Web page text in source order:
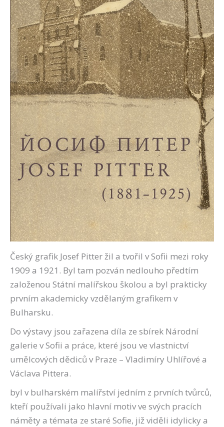
akce
Český grafik Josef Pitter žil a tvořil v Sofii mezi roky
1909 a 1921. Byl tam pozván nedlouho předtím
založenou Státní malířskou školou a byl prakticky
prvním akademicky vzdělaným grafikem v
Bulharsku.
Do výstavy jsou zařazena díla ze sbírek Národní
galerie v Sofii a práce, které jsou ve vlastnictví
umělcových dědiců v Praze – Vladimíry Uhlířové a
Václava Pittera.
byl v bulharském malířství jedním z prvních tvůrců,
kteří používali jako hlavní motiv ve svých pracích
náměty a témata ze staré Sofie, již viděli idylicky a